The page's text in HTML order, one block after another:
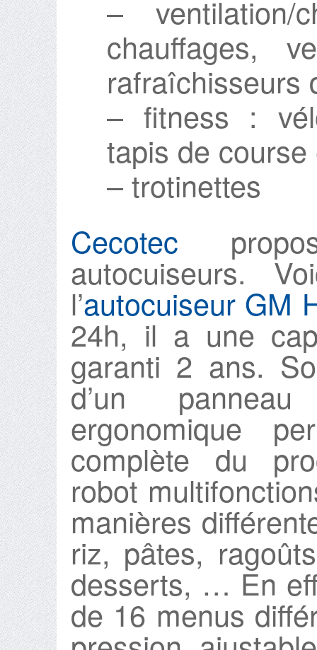
– ventilation/
chauffages,
rafraîchisseurs
– fitness :
tapis de
– trotinettes
Cecotec
autocuiseurs.
l’autocuiseur GM
24h, il a une
garanti 2 ans.
d’un
ergonomique
complète du
robot
manières
riz, pâtes,
desserts, … En
de 16 menus